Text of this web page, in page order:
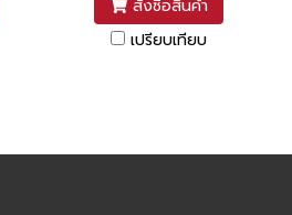
สั่งซื้อสินค้า
เปรียบเทียบ